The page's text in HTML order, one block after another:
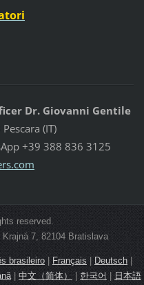
Dr. Giovanni Gentile
(IT)
+39 388 836 3125
rs.com
reserved.
7, 82104 Bratislava
brasileiro | Français | Deutsch |
| 中文（简体） | 한국어 | 日本語